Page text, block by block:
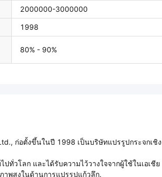
2000000-3000000
1998
80% - 90%
ก่อตั้งขึ้นในปี 1998 เป็นบริษัทแปรรูปกระจกเ
ทั่วโลก และได้รับความไว้วางใจจากผู้ใช้ในเอเ
พสูงในด้านการแปรรูปแก้วลึก.